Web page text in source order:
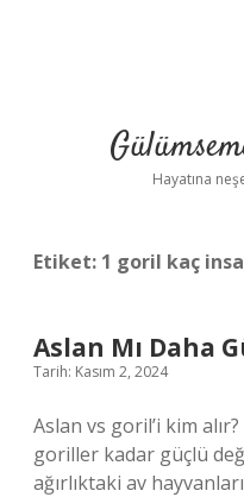
Hayatına
Etiket: 1 goril kaç
Aslan Mı Daha
Tarih: Kasım 2, 2024
Aslan vs goril’i kim
goriller kadar güçlü
ağırlıktaki av